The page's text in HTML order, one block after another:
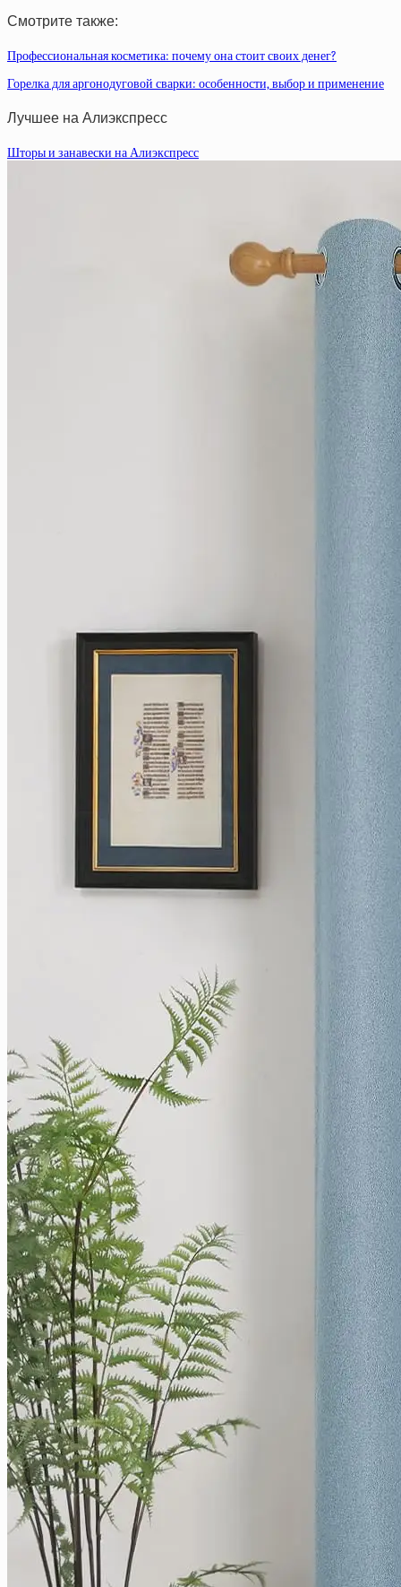
Смотрите также:
Профессиональная косметика: почему она стоит своих денег?
Горелка для аргонодуговой сварки: особенности, выбор и применение
Лучшее на Алиэкспресс
Шторы и занавески на Алиэкспресс